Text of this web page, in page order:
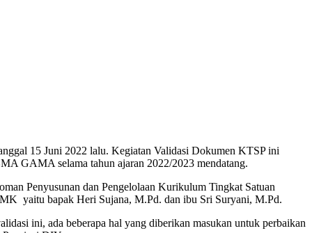
15 Juni 2022 lalu. Kegiatan Validasi Dokumen KTSP ini
GAMA selama tahun ajaran 2022/2023 mendatang.
Penyusunan dan Pengelolaan Kurikulum Tingkat Satuan
yaitu bapak Heri Sujana, M.Pd. dan ibu Sri Suryani, M.Pd.
ini, ada beberapa hal yang diberikan masukan untuk perbaikan